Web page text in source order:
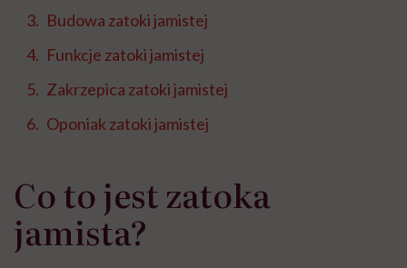
Budowa zatoki jamistej
Funkcje zatoki jamistej
Zakrzepica zatoki jamistej
Oponiak zatoki jamistej
Co to jest zatoka
jamista?